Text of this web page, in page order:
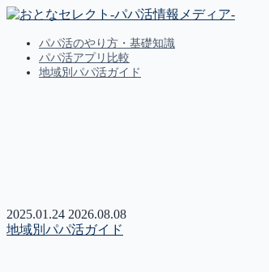
パパ活のやり方・基礎知識
パパ活アプリ比較
地域別パパ活ガイド
2025.01.24 2026.08.08
地域別パパ活ガイド